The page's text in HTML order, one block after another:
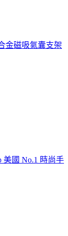
金磁吸氣囊支架
美國 No.1 時尚手